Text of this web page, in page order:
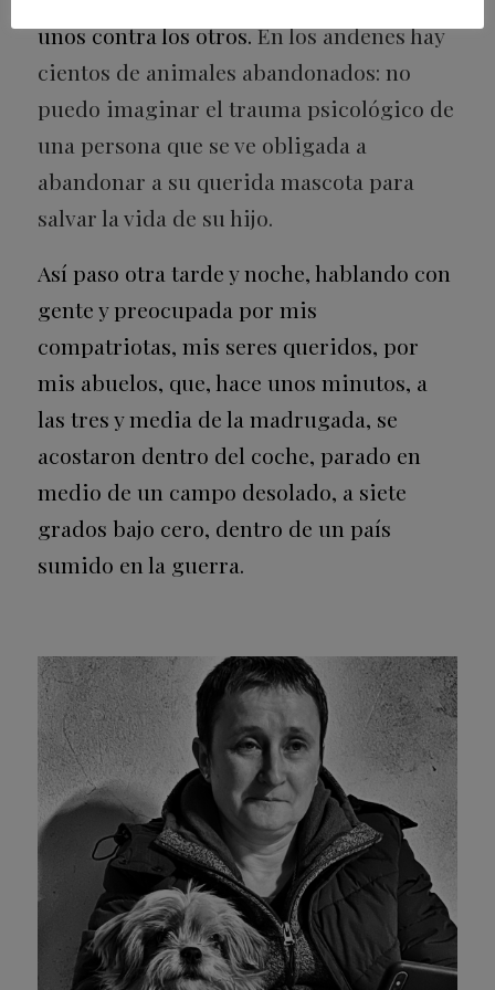
unos contra los otros.En los andenes hay
cientos de animales abandonados: no
puedo imaginar el trauma psicológico de
una persona que se ve obligada a
abandonar a su querida mascota para
salvar la vida de su hijo.
Así paso otra tarde y noche, hablando con
gente y preocupada por mis
compatriotas, mis seres queridos, por
mis abuelos, que, hace unos minutos, a
las tres y media de la madrugada, se
acostaron dentro del coche, parado en
medio de un campo desolado, a siete
grados bajo cero, dentro de un país
sumido en la guerra.